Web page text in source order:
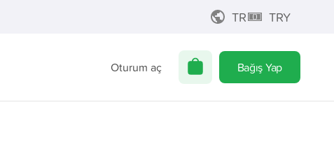
TR TRY
Oturum aç Bağış Yap